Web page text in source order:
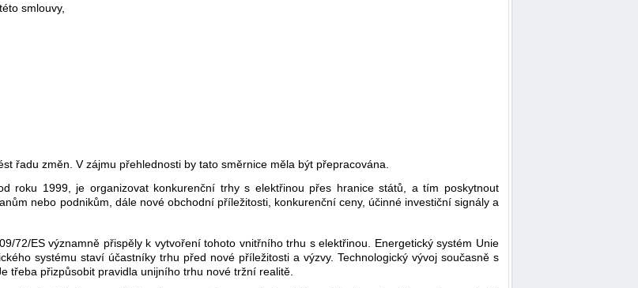
smlouvy,
řadu změn. V zájmu přehlednosti by tato směrnice měla být přepracována.
roku 1999, je organizovat konkurenční trhy s elektřinou přes hranice států, a tím poskytnout
nebo podnikům, dále nové obchodní příležitosti, konkurenční ceny, účinné investiční signály a
72/ES významně přispěly k vytvoření tohoto vnitřního trhu s elektřinou. Energetický systém Unie
systému staví účastníky trhu před nové příležitosti a výzvy. Technologický vývoj současně s
třeba přizpůsobit pravidla unijního trhu nové tržní realitě.